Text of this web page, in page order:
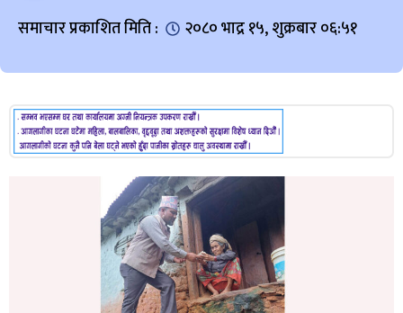
समाचार प्रकाशित मिति : २०८० भाद्र १५, शुक्रबार ०६:५१